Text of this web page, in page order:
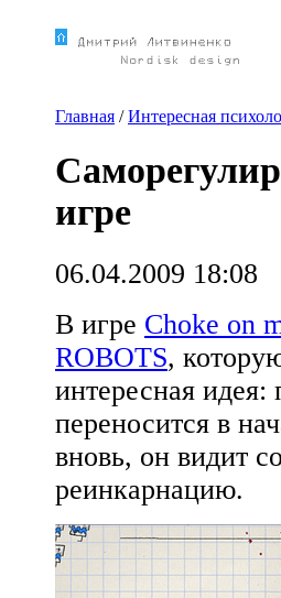
Главная /Интересная
игре
06.04.2009 18:08
В игре Choke on
ROBOTS,
интересная идея:
переносится в
вновь, он видит
реинкарнацию.